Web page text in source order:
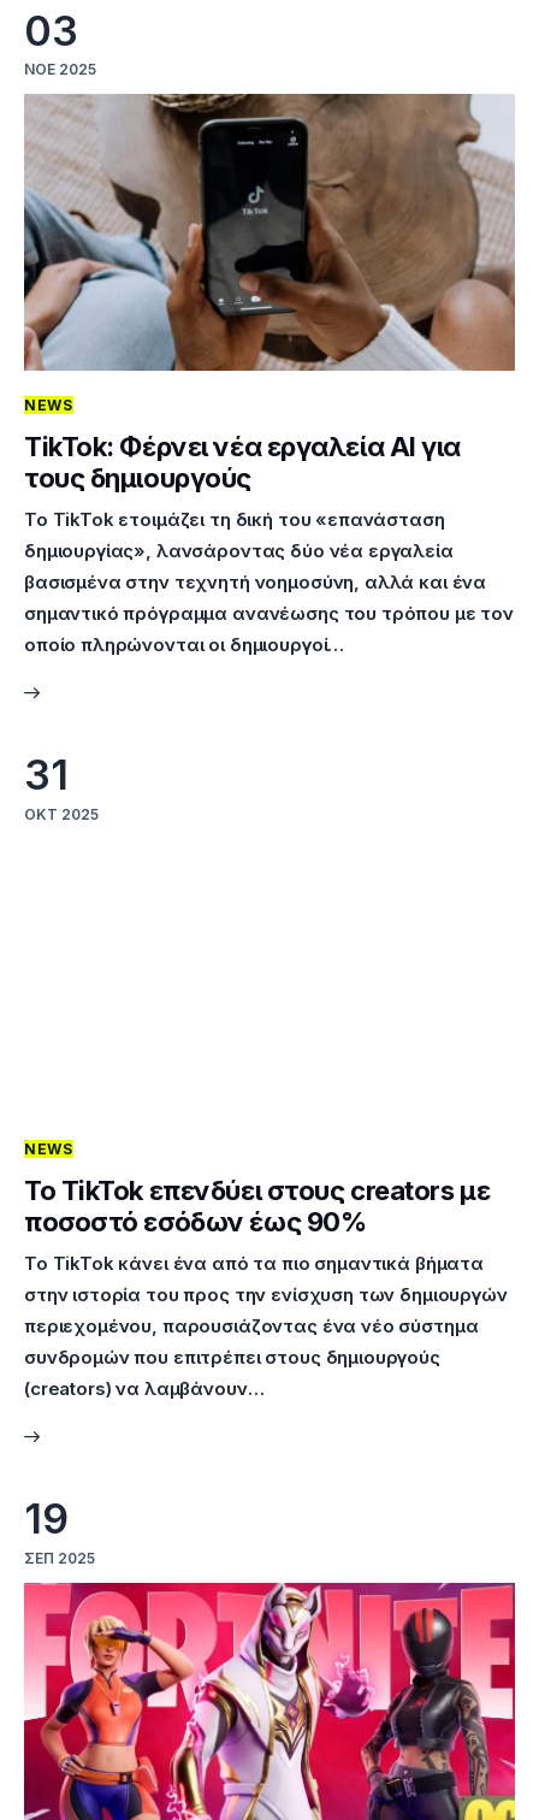
03
ΝΟΈ 2025
NEWS
TikTok: Φέρνει νέα εργαλεία ΑΙ για
τους δημιουργούς
Το TikTok ετοιμάζει τη δική του «επανάσταση
δημιουργίας», λανσάροντας δύο νέα εργαλεία
βασισμένα στην τεχνητή νοημοσύνη, αλλά και ένα
σημαντικό πρόγραμμα ανανέωσης του τρόπου με τον
οποίο πληρώνονται οι δημιουργοί…
31
ΟΚΤ 2025
NEWS
Το TikTok επενδύει στους creators με
ποσοστό εσόδων έως 90%
Το TikTok κάνει ένα από τα πιο σημαντικά βήματα
στην ιστορία του προς την ενίσχυση των δημιουργών
περιεχομένου, παρουσιάζοντας ένα νέο σύστημα
συνδρομών που επιτρέπει στους δημιουργούς
(creators) να λαμβάνουν…
19
ΣΕΠ 2025